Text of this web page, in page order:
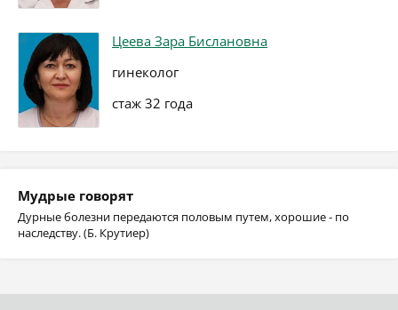
Цеева Зара Бислановна
гинеколог
стаж 32 года
Мудрые говорят
Дурные болезни передаются половым путем, хорошие - по
наследству. (Б. Крутиер)